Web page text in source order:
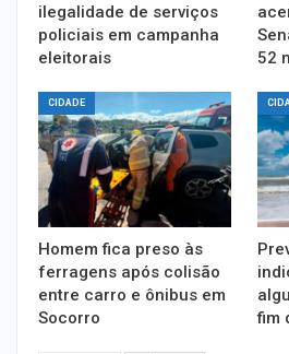
ilegalidade de serviços
policiais em campanha
eleitorais
52
CIDADE
Homem fica preso às
ferragens após colisão
entre carro e ônibus em
Socorro
fim